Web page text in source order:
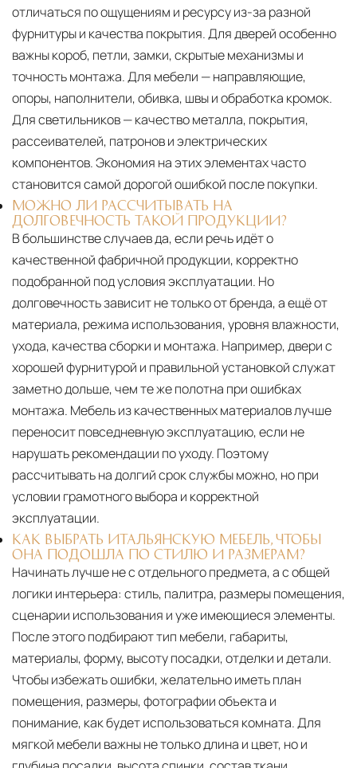
отличаться по ощущениям и ресурсу из-за разной
фурнитуры и качества покрытия. Для дверей особенно
важны короб, петли, замки, скрытые механизмы и
точность монтажа. Для мебели — направляющие,
опоры, наполнители, обивка, швы и обработка кромок.
Для светильников — качество металла, покрытия,
рассеивателей, патронов и электрических
компонентов. Экономия на этих элементах часто
становится самой дорогой ошибкой после покупки.
МОЖНО ЛИ РАССЧИТЫВАТЬ НА
ДОЛГОВЕЧНОСТЬ ТАКОЙ ПРОДУКЦИИ?
В большинстве случаев да, если речь идёт о
качественной фабричной продукции, корректно
подобранной под условия эксплуатации. Но
долговечность зависит не только от бренда, а ещё от
материала, режима использования, уровня влажности,
ухода, качества сборки и монтажа. Например, двери с
хорошей фурнитурой и правильной установкой служат
заметно дольше, чем те же полотна при ошибках
монтажа. Мебель из качественных материалов лучше
переносит повседневную эксплуатацию, если не
нарушать рекомендации по уходу. Поэтому
рассчитывать на долгий срок службы можно, но при
условии грамотного выбора и корректной
эксплуатации.
КАК ВЫБРАТЬ ИТАЛЬЯНСКУЮ МЕБЕЛЬ, ЧТОБЫ
ОНА ПОДОШЛА ПО СТИЛЮ И РАЗМЕРАМ?
Начинать лучше не с отдельного предмета, а с общей
логики интерьера: стиль, палитра, размеры помещения,
сценарии использования и уже имеющиеся элементы.
После этого подбирают тип мебели, габариты,
материалы, форму, высоту посадки, отделки и детали.
Чтобы избежать ошибки, желательно иметь план
помещения, размеры, фотографии объекта и
понимание, как будет использоваться комната. Для
мягкой мебели важны не только длина и цвет, но и